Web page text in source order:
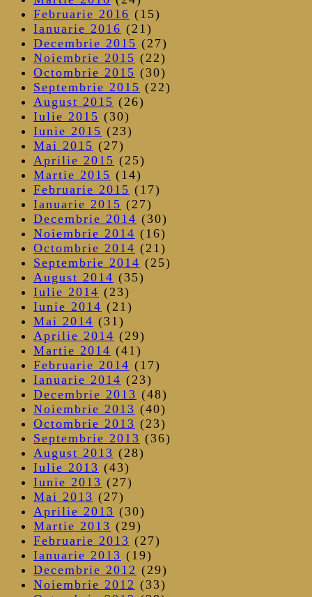
Februarie 2016 (15)
Ianuarie 2016 (21)
Decembrie 2015 (27)
Noiembrie 2015 (22)
Octombrie 2015 (30)
Septembrie 2015 (22)
August 2015 (26)
Iulie 2015 (30)
Iunie 2015 (23)
Mai 2015 (27)
Aprilie 2015 (25)
Martie 2015 (14)
Februarie 2015 (17)
Ianuarie 2015 (27)
Decembrie 2014 (30)
Noiembrie 2014 (16)
Octombrie 2014 (21)
Septembrie 2014 (25)
August 2014 (35)
Iulie 2014 (23)
Iunie 2014 (21)
Mai 2014 (31)
Aprilie 2014 (29)
Martie 2014 (41)
Februarie 2014 (17)
Ianuarie 2014 (23)
Decembrie 2013 (48)
Noiembrie 2013 (40)
Octombrie 2013 (23)
Septembrie 2013 (36)
August 2013 (28)
Iulie 2013 (43)
Iunie 2013 (27)
Mai 2013 (27)
Aprilie 2013 (30)
Martie 2013 (29)
Februarie 2013 (27)
Ianuarie 2013 (19)
Decembrie 2012 (29)
Noiembrie 2012 (33)